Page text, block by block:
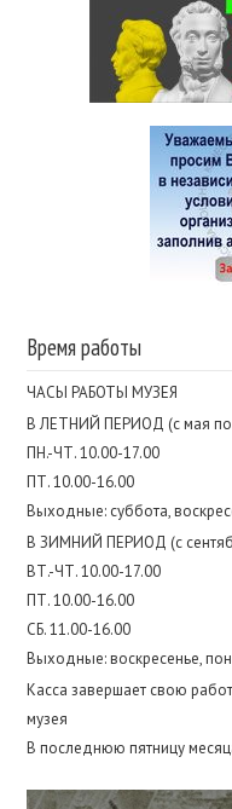
Время работы
ЧАСЫ РАБОТЫ МУЗЕЯ
В ЛЕТНИЙ ПЕРИОД (с мая по
ПН.-ЧТ. 10.00-17.00
ПТ. 10.00-16.00
Выходные: суббота,
В ЗИМНИЙ ПЕРИОД (с
ВТ.-ЧТ. 10.00-17.00
ПТ. 10.00-16.00
СБ. 11.00-16.00
Выходные: воскресенье,
Касса завершает свою
музея
В последнюю пятницу